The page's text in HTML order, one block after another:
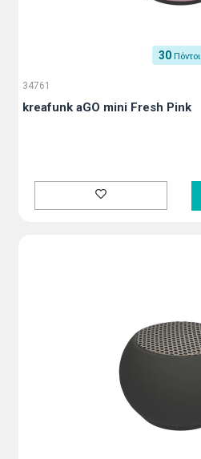
30 Πόντοι
34761
kreafunk aGO mini Fresh Pink